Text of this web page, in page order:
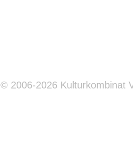
© 2006-2026